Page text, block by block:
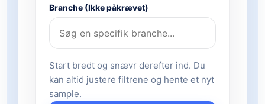
Branche (Ikke påkrævet)
Start bredt og snævr derefter ind. Du
kan altid justere filtrene og hente et nyt
sample.